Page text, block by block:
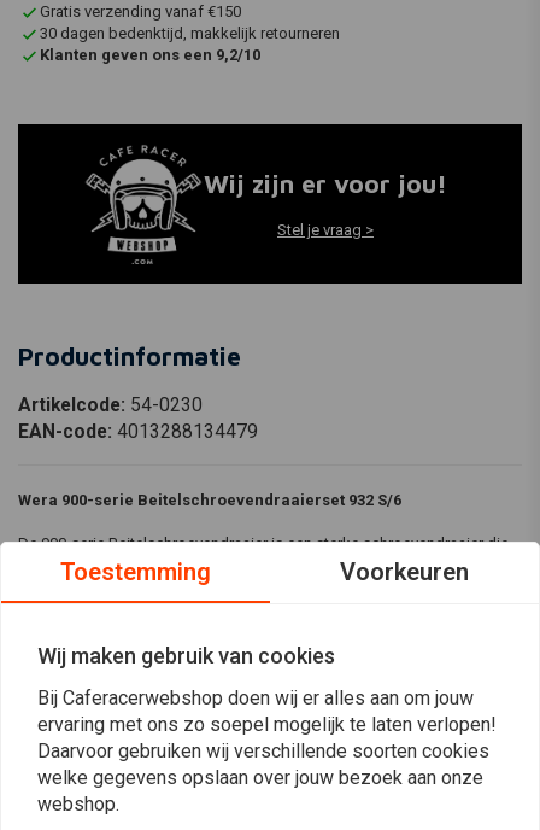
Gratis verzending vanaf €150
30 dagen bedenktijd, makkelijk retourneren
Klanten geven ons een 9,2/10
Wij zijn er voor jou!
Stel je vraag >
Productinformatie
Artikelcode: 54-0230
EAN-code: 4013288134479
Wera 900-serie Beitelschroevendraaierset 932 S/6
De 900-serie Beitelschroevendraaier is een sterke schroevendraaier die
kan worden gebruikt voor bevestiging, beitelen en als allround
schroevendraaier ..
De6schroevendraaiers uit de 932 S/6 Beitel / Slagschroevendraaier set
draaiweerstand zodat je voor elke klus de juiste afstelling kan kiezen.
De set bevat:
917SPHS:
Lees meer
Reviews
Toestemming Voorkeuren
Wij maken gebruik van cookies
Bij Caferacerwebshop doen wij er alles aan om jouw
ervaring met ons zo soepel mogelijk te laten verlopen!
Daarvoor gebruiken wij verschillende soorten cookies
welke gegevens opslaan over jouw bezoek aan onze
webshop.